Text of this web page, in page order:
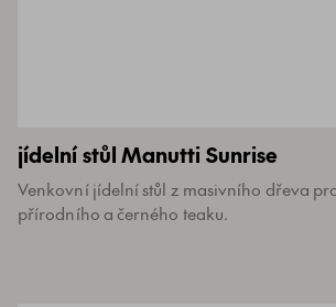
jídelní stůl Manutti Sunrise
Venkovní jídelní stůl z masivního dřeva
přírodního a černého teaku.